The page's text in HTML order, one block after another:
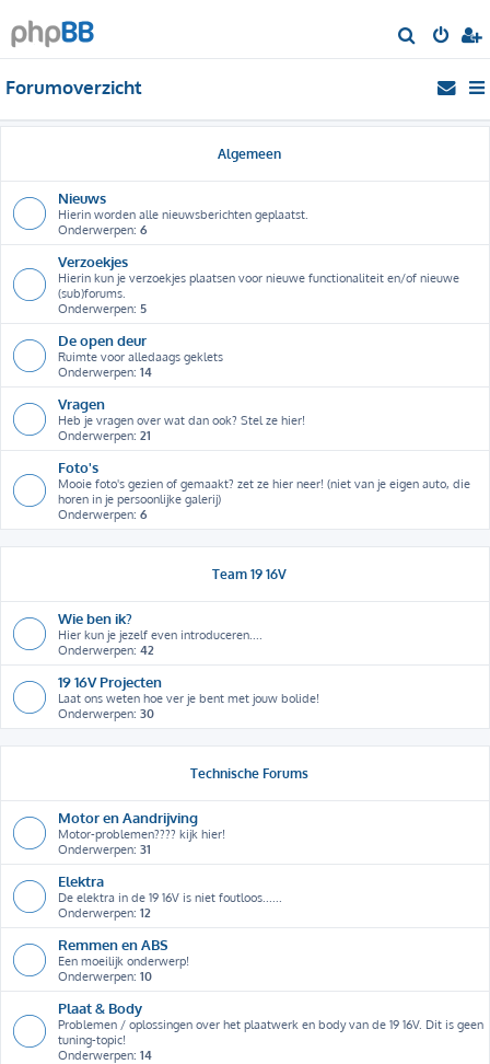
o
Forumoverzicht
Algemeen
Nieuws
Hierin worden alle nieuwsberichten geplaatst.
Onderwerpen: 6
Verzoekjes
Hierin kun je verzoekjes plaatsen voor nieuwe functionaliteit en/of nieuwe
(sub)forums.
Onderwerpen: 5
De open deur
Ruimte voor alledaags geklets
Onderwerpen: 14
Vragen
Heb je vragen over wat dan ook? Stel ze hier!
Onderwerpen: 21
Foto's
Mooie foto's gezien of gemaakt? zet ze hier neer! (niet van je eigen auto, die
horen in je persoonlijke galerij)
Onderwerpen: 6
Team 19 16V
Wie ben ik?
Hier kun je jezelf even introduceren....
Onderwerpen: 42
19 16V Projecten
Laat ons weten hoe ver je bent met jouw bolide!
Onderwerpen: 30
Technische Forums
Motor en Aandrijving
Motor-problemen???? kijk hier!
Onderwerpen: 31
Elektra
De elektra in de 19 16V is niet foutloos......
Onderwerpen: 12
Remmen en ABS
Een moeilijk onderwerp!
Onderwerpen: 10
Plaat & Body
Problemen / oplossingen over het plaatwerk en body van de 19 16V. Dit is geen
tuning-topic!
Onderwerpen: 14